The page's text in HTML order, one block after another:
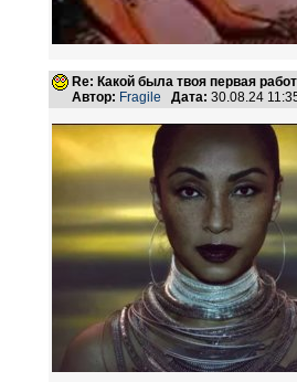
Re: Какой была твоя первая
Автор: Fragile Дата: 30.08.24